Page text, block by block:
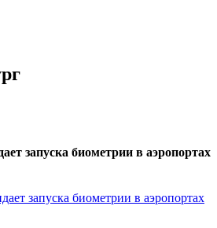
запуска биометрии в аэропортах